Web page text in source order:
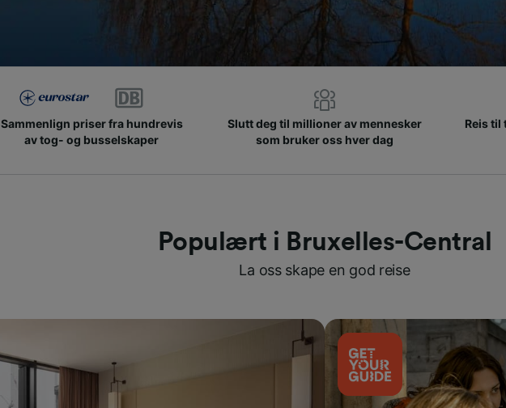
Sammenlign priser fra hundrevis
av tog- og busselskaper
Slutt deg til millioner av mennesker
som bruker oss hver dag
Reis til
Populært i Bruxelles-Central
La oss skape en god reise